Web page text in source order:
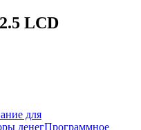
LCD
для
денегПрограммное